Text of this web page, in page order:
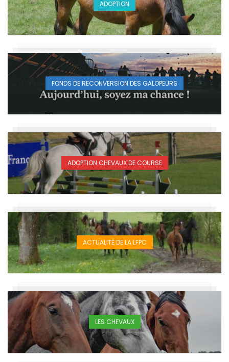
ADOPTION
FONDS DE RECONVERSION DES GALOPEURS
ADOPTION CHEVAUX DE COURSE
ACTUALITÉ DE LA LFPC
LES CHEVAUX